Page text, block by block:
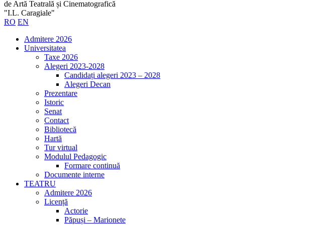
de Artă Teatrală și Cinematografică
"I.L. Caragiale"
RO EN
Admitere 2026
Universitatea
Taxe 2026
Alegeri 2023-2028
Candidați alegeri 2023 – 2028
Alegeri Decan
Prezentare
Istoric
Senat
Contact
Bibliotecă
Hartă
Tur virtual
Modulul Pedagogic
Formare continuă
Documente interne
TEATRU
Admitere 2026
Licență
Actorie
Păpuși – Marionete